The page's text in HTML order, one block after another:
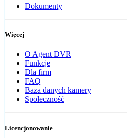
Dokumenty
Więcej
O Agent DVR
Funkcje
Dla firm
FAQ
Baza danych kamery
Społeczność
Licencjonowanie